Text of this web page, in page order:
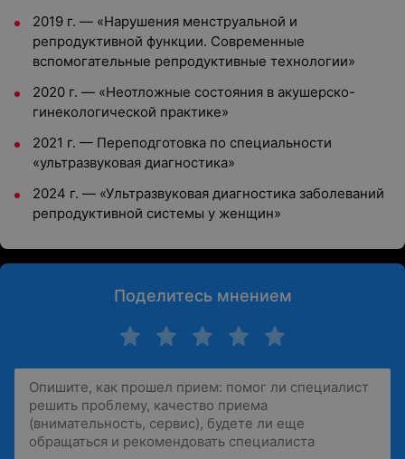
2019 г. — «Нарушения менструальной и
репродуктивной функции. Современные
вспомогательные репродуктивные технологии»
2020 г. — «Неотложные состояния в акушерско-
гинекологической практике»
2021 г. — Переподготовка по специальности
«ультразвуковая диагностика»
2024 г. — «Ультразвуковая диагностика заболеваний
репродуктивной системы у женщин»
Поделитесь мнением